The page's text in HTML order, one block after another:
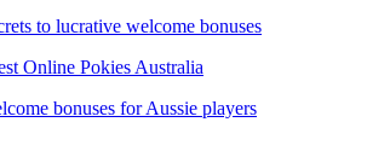
to lucrative welcome bonuses
Online Pokies Australia
bonuses for Aussie players